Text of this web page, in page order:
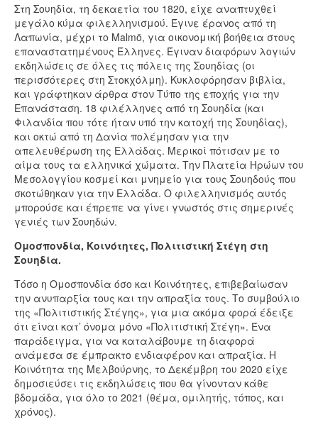
Στη Σουηδία, τη δεκαετία του 1820, είχε αναπτυχθεί
μεγάλο κύμα φιλελληνισμού. Έγινε έρανος από τη
Λαπωνία, μέχρι το Malmö, για οικονομική βοήθεια στους
επαναστατημένους Έλληνες. Έγιναν διαφόρων λογιών
εκδηλώσεις σε όλες τις πόλεις της Σουηδίας (οι
περισσότερες στη Στοκχόλμη). Κυκλοφόρησαν βιβλία,
και γράφτηκαν άρθρα στον Τύπο της εποχής για την
Επανάσταση. 18 φιλέλληνες από τη Σουηδία (και
Φιλανδία που τότε ήταν υπό την κατοχή της Σουηδίας),
και οκτώ από τη Δανία πολέμησαν για την
απελευθέρωση της Ελλάδας. Μερικοί πότισαν με το
αίμα τους τα ελληνικά χώματα. Την Πλατεία Ηρώων του
Μεσολογγίου κοσμεί και μνημείο για τους Σουηδούς που
σκοτώθηκαν για την Ελλάδα. Ο φιλελληνισμός αυτός
μπορούσε και έπρεπε να γίνει γνωστός στις σημερινές
γενιές των Σουηδών.
Ομοσπονδία, Κοινότητες, Πολιτιστική Στέγη στη
Σουηδία.
Τόσο η Ομοσπονδία όσο και Κοινότητες, επιβεβαίωσαν
την ανυπαρξία τους και την απραξία τους. Το συμβούλιο
της «Πολιτιστικής Στέγης», για μια ακόμα φορά έδειξε
ότι είναι κατ’ όνομα μόνο «Πολιτιστική Στέγη». Ένα
παράδειγμα, για να καταλάβουμε τη διαφορά
ανάμεσα σε έμπρακτο ενδιαφέρον και απραξία. Η
Κοινότητα της Μελβούρνης, το Δεκέμβρη του 2020 είχε
δημοσιεύσει τις εκδηλώσεις που θα γίνονταν κάθε
βδομάδα, για όλο το 2021 (θέμα, ομιλητής, τόπος, και
χρόνος).